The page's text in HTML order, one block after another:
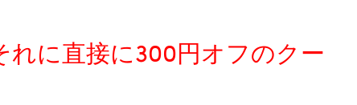
れに直接に300円オフのクー